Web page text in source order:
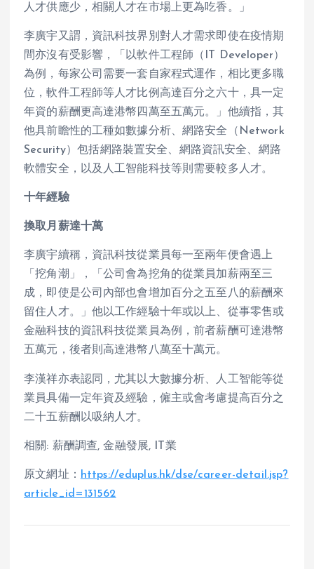
人才供應少，相關人才在市場上更為吃香。」
李廣宇又謂，資訊科技界別對人才需求即使在疫情期
間亦沒有受影響，「以軟件工程師（IT Developer）
為例，每家公司需要一套自家程式運作，相比更多職
位，軟件工程師等人才比例高達百分之六十，具一定
年資的薪酬更高達港幣四萬至五萬元。」他續指，其
他具前瞻性的工種如數據分析、網路安全（Network
Security）包括網路裝置安全、網路資訊安全、網路
軟體安全，以及人工智能科技等則需要較多人才。
十年經驗
換取月薪達十萬
李廣宇續稱，資訊科技從業員每一至兩年便會遇上
「挖角潮」，「公司會為挖角的從業員加薪兩至三
成，即使是公司內部也會增加百分之五至八的薪酬來
留住人才。」他以工作經驗十年或以上、從事零售或
金融科技的資訊科技從業員為例，前者薪酬可達港幣
五萬元，後者則高達港幣八萬至十萬元。
李漢祥亦表認同，尤其以大數據分析、人工智能等從
業員具備一定年資及經驗，僱主或會考慮提高百分之
二十五薪酬以吸納人才。
相關: 薪酬調查, 金融發展, IT業
原文網址： https://eduplus.hk/dse/career-detail.jsp?
article_id=131562